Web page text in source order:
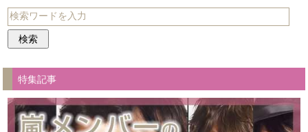
特集記事